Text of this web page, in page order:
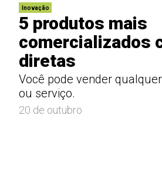
Inovação
5 produtos mais
comercializados
diretas
Você pode vender
ou serviço.
20 de outubro